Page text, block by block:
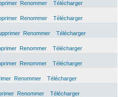
Renommer
Télécharger
Renommer
Télécharger
Renommer
Télécharger
Renommer
Télécharger
Renommer
Télécharger
Renommer
Télécharger
Renommer
Télécharger